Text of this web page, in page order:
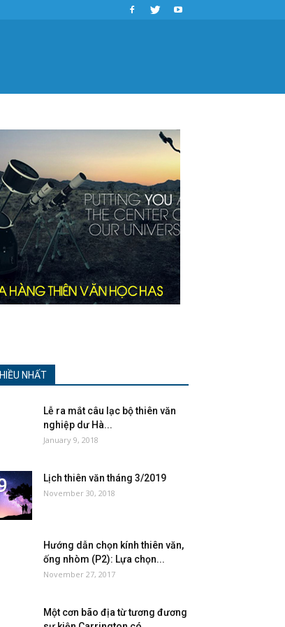
NHẤT
Lễ ra mắt câu lạc bộ thiên văn
nghiệp dư Hà...
January 9, 2018
Lịch thiên văn tháng 3/2019
November 30, 2018
Hướng dẫn chọn kính thiên văn,
ống nhòm (P2): Lựa chọn...
November 27, 2017
Một cơn bão địa từ tương đương